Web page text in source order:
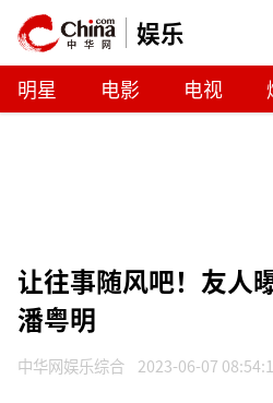
娱乐
明星 电影 电视
让往事随风吧！友人
潘粤明
中华网娱乐综合 2023-06-07